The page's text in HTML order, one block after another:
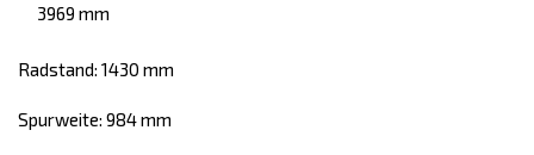
3969 mm
Radstand: 1430 mm
Spurweite: 984 mm